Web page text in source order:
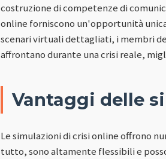
costruzione di competenze di
online forniscono un'opportunità
scenari virtuali dettagliati, i membri
affrontano durante una crisi reale,
Vantaggi delle
Le simulazioni di crisi online offrono
tutto, sono altamente flessibili e